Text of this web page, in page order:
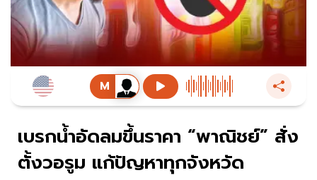
เบรกน้ำอัดลมขึ้นราคา “พาณิชย์” สั่ง
ตั้งวอรูม แก้ปัญหาทุกจังหวัด